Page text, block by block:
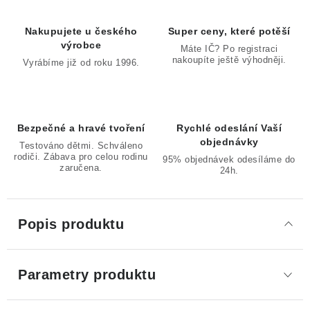
Nakupujete u českého
výrobce
Vyrábíme již od roku 1996.
Super ceny, které potěší
Máte IČ? Po registraci
nakoupíte ještě výhodněji.
Bezpečné a hravé tvoření
Testováno dětmi. Schváleno
rodiči. Zábava pro celou rodinu
zaručena.
Rychlé odeslání Vaší
objednávky
95% objednávek odesíláme do
24h.
Popis produktu
Parametry produktu